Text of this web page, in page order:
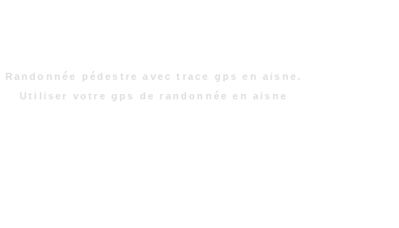
Randonnée pédestre avec trace gps en aisne.
Utiliser votre gps de randonnée en aisne